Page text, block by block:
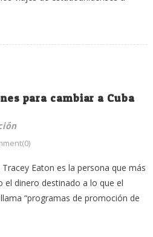
para cambiar a Cuba
Eaton es la persona que más
el dinero destinado a lo que el
“programas de promoción de